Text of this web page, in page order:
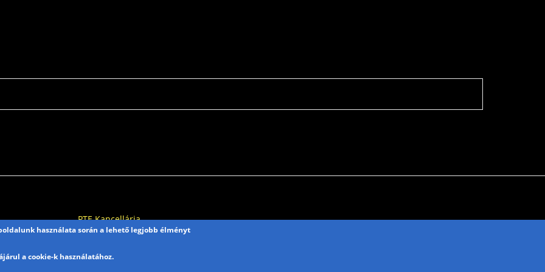
PTE Kancellária
Egyetemi Sport
1/b.
használata során a lehető legjobb élményt
a cookie-k használatához.